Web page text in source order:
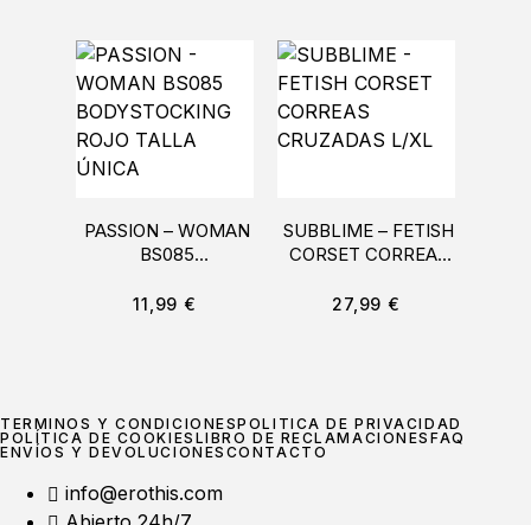
PASSION – WOMAN
BS085
ROJO TALLA ÚNICA
11,99 €
SUBBLIME – FETISH
CORSET CORREAS
27,99 €
TÉRMINOS Y CONDICIONESPOLÍTICA DE PRIVACIDAD
POLÍTICA DE COOKIES LIBRO DE RECLAMACIONES FAQ
ENVÍOS Y DEVOLUCIONES CONTACTO
info@erothis.com